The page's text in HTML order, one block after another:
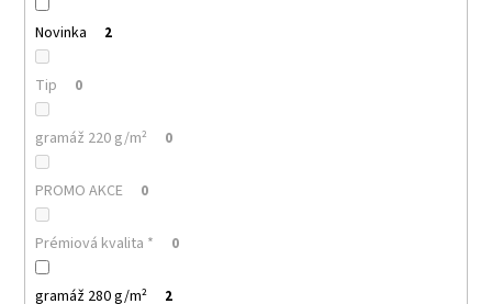
Novinka 2
Tip 0
gramáž 220 g/m² 0
PROMO AKCE 0
Prémiová kvalita * 0
gramáž 280 g/m² 2
D